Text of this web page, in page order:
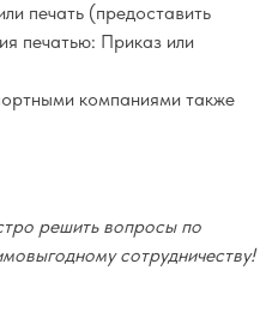
печать (предоставить
печатью: Приказ или
компаниями также
решить вопросы по
сотрудничеству!